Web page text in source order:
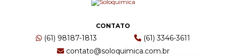
CONTATO
(61) 98187-1813
(61) 3346-3611
contato@soloquimica.com.br